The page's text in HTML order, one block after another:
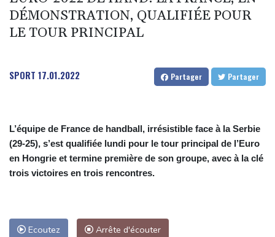
L'auteur présumé de l'attentat contre un cortège syndical à
Munich face à son verdict
Colombie: un bébé hippopotame descendant de la colonie
DÉMONSTRATION, QUALIFIÉE POUR
LE TOUR PRINCIPAL
SPORT 17.01.2022 Partager Partager
L’équipe de France de handball, irrésistible face à la Serbie
(29-25), s’est qualifiée lundi pour le tour principal de l’Euro
en Hongrie et termine première de son groupe, avec à la clé
trois victoires en trois rencontres.
Ecoutez Arrête d'écouter